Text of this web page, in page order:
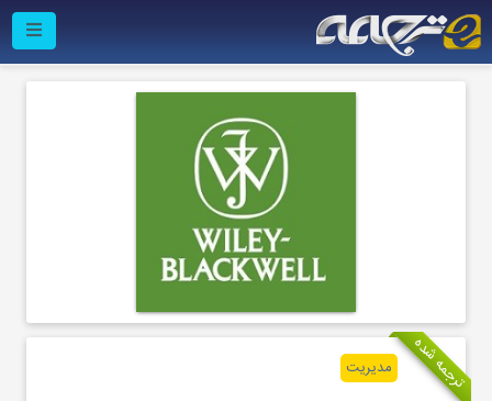
ترجمه شده مدیریت